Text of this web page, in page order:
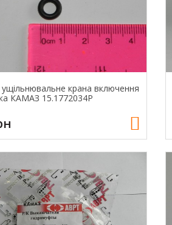
ущільнювальне крана включення
КАМАЗ 15.1772034Р